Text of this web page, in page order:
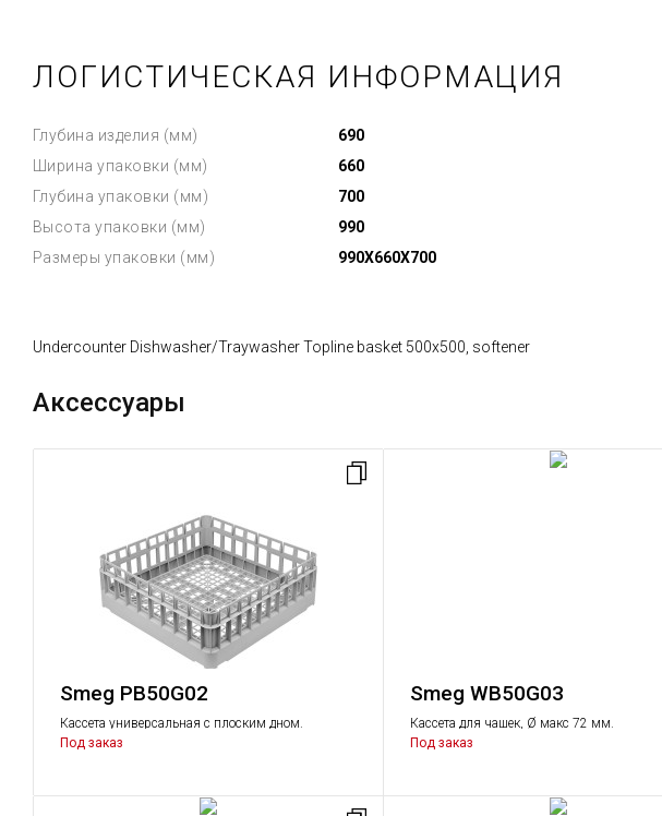
ЛОГИСТИЧЕСКАЯ ИНФОРМАЦИЯ
Глубина изделия (мм)
690
Ширина упаковки (мм)
660
Глубина упаковки (мм)
700
Высота упаковки (мм)
990
Размеры упаковки (мм)
990X660X700
Undercounter Dishwasher/Traywasher Topline basket 500x500, softener
Аксессуары
Smeg PB50G02
Кассета универсальная с плоским дном.
Под заказ
Smeg WB50G03
Кассета для чашек, Ø макс 72 мм.
Под заказ